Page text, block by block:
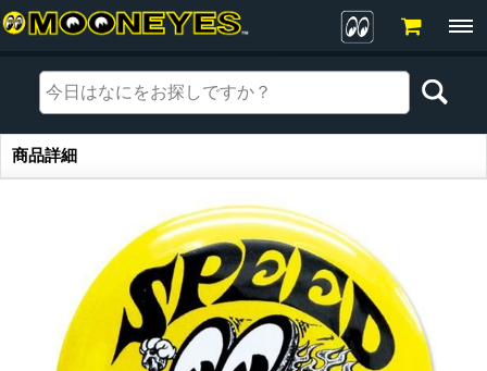
商品詳細
商品詳細